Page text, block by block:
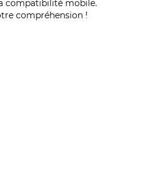
compatibilité mobile.
compréhension !